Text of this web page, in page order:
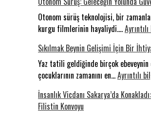
Otonom sürüş teknolojisi, bir
kurgu filmlerinin hayaliydi.…
Sıkılmak Beynin Gelişimi İçin Bir
Yaz tatili geldiğinde birçok
çocuklarının zamanını en…Ayrıntılı
İnsanlık Vicdanı Sakarya’da
Filistin Konvoyu